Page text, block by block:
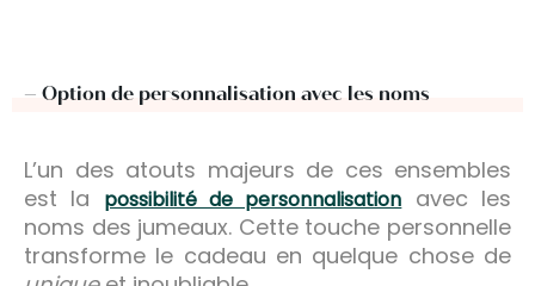
– Option de personnalisation avec les noms
L’un des atouts majeurs de ces ensembles
est la
possibilité de personnalisation avec les
noms des jumeaux. Cette touche personnelle
transforme le cadeau en quelque chose de